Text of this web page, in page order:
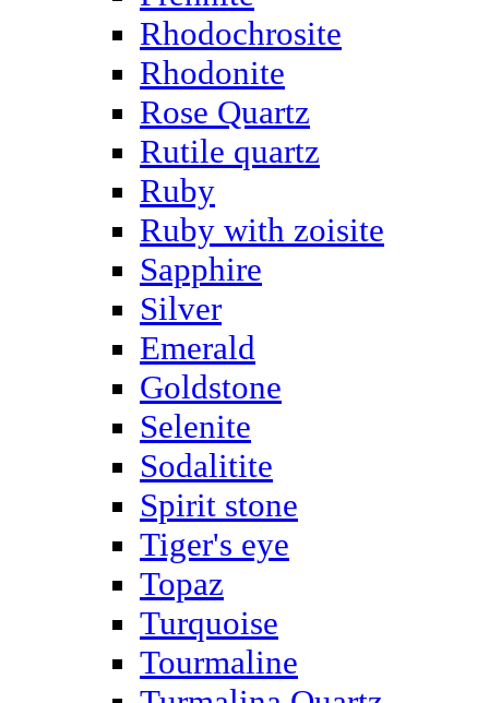
Rhodochrosite
Rhodonite
Rose Quartz
Rutile quartz
Ruby
Ruby with zoisite
Sapphire
Silver
Emerald
Goldstone
Selenite
Sodalitite
Spirit stone
Tiger's eye
Topaz
Turquoise
Tourmaline